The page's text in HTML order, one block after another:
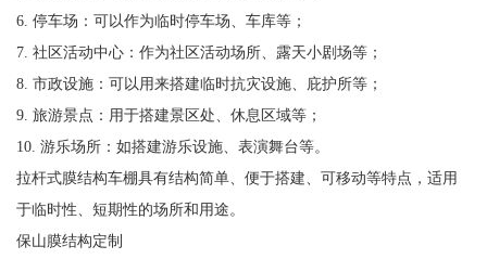
6. 停车场：可以作为临时停车场、车库等；
7. 社区活动中心：作为社区活动场所、露天小剧场等；
8. 市政设施：可以用来搭建临时抗灾设施、庇护所等；
9. 旅游景点：用于搭建景区处、休息区域等；
10. 游乐场所：如搭建游乐设施、表演舞台等。
拉杆式膜结构车棚具有结构简单、便于搭建、可移动等特点，适用
于临时性、短期性的场所和用途。
保山膜结构定制